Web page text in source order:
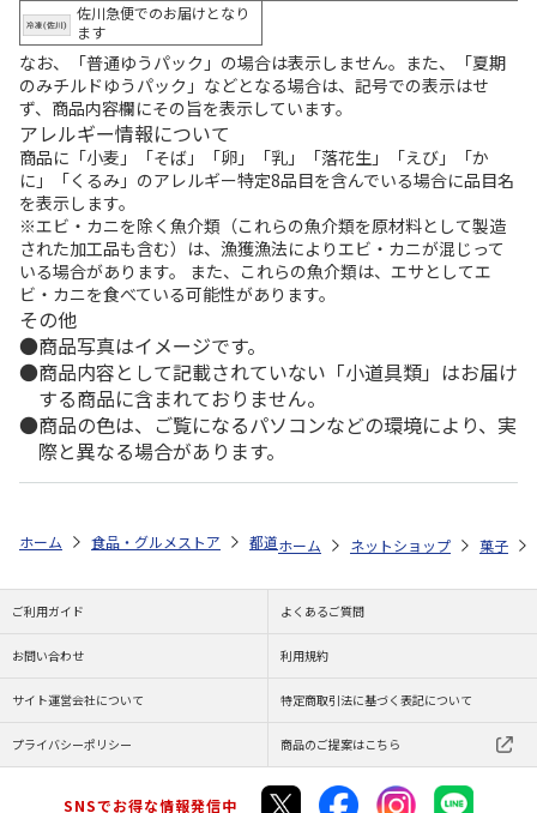
佐川急便でのお届けとなり
ます
なお、「普通ゆうパック」の場合は表示しません。また、「夏期
のみチルドゆうパック」などとなる場合は、記号での表示はせ
ず、商品内容欄にその旨を表示しています。
アレルギー情報について
商品に「小麦」「そば」「卵」「乳」「落花生」「えび」「か
に」「くるみ」のアレルギー特定8品目を含んでいる場合に品目名
を表示します。
※エビ・カニを除く魚介類（これらの魚介類を原材料として製造
された加工品も含む）は、漁獲漁法によりエビ・カニが混じって
いる場合があります。 また、これらの魚介類は、エサとしてエ
ビ・カニを食べている可能性があります。
その他
商品写真はイメージです。
商品内容として記載されていない「小道具類」はお届け
する商品に含まれておりません。
商品の色は、ご覧になるパソコンなどの環境により、実
際と異なる場合があります。
ホーム 食品・グルメストア 都道府県から探す 宮城県 海鮮せん
ホーム ネットショップ 菓子
ご利用ガイド よくあるご質問
お問い合わせ 利用規約
サイト運営会社について 特定商取引法に基づく表記について
プライバシーポリシー 商品のご提案はこちら
SNSでお得な情報発信中